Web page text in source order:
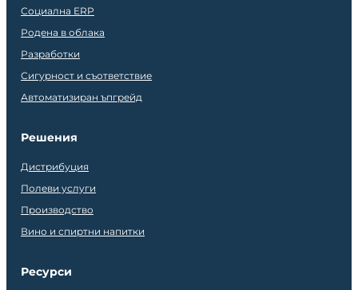
Социална ERP
Родена в облака
Разработки
Сигурност и съответствие
Автоматизиран ъпгрейд
Решения
Дистрибуция
Полеви услуги
Производство
Вино и спиртни напитки
Ресурси